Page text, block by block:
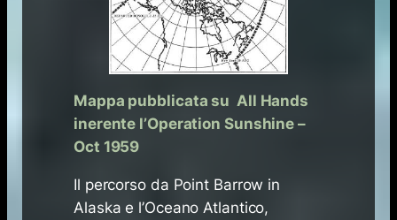
Mappa pubblicata su All Hands
inerente l’Operation Sunshine –
Oct 1959
Il percorso da Point Barrow in
Alaska e l’Oceano Atlantico,